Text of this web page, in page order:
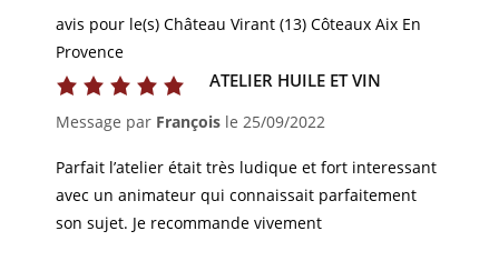
avis pour le(s) Château Virant (13) Côteaux Aix En
Provence
ATELIER HUILE ET VIN
Message par François le 25/09/2022
Parfait l’atelier était très ludique et fort interessant
avec un animateur qui connaissait parfaitement
son sujet. Je recommande vivement